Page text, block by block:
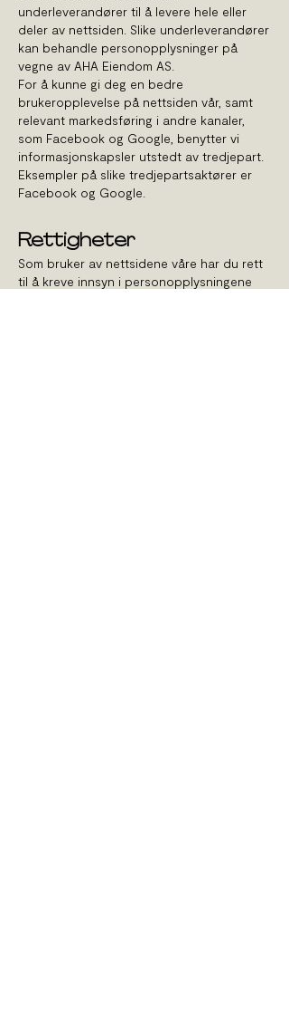
underleverandører til å levere hele eller
deler av nettsiden. Slike underleverandører
kan behandle personopplysninger på
vegne av AHA Eiendom AS.
For å kunne gi deg en bedre
brukeropplevelse på nettsiden vår, samt
relevant markedsføring i andre kanaler,
som Facebook og Google, benytter vi
informasjonskapsler utstedt av tredjepart.
Eksempler på slike tredjepartsaktører er
Facebook og Google.
Rettigheter
Som bruker av nettsidene våre har du rett
til å kreve innsyn i personopplysningene